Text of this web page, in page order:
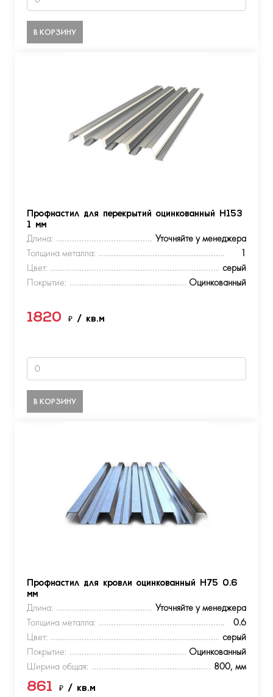
В КОРЗИНУ
Профнастил для перекрытий оцинкованный Н153
1 мм
Длина:
Уточняйте у менеджера
Толщина металла:
1
Цвет:
серый
Покрытие:
Оцинкованный
1820 ₽ / кв.м
В КОРЗИНУ
Профнастил для кровли оцинкованный Н75 0.6
мм
Длина:
Уточняйте у менеджера
Толщина металла:
0.6
Цвет:
серый
Покрытие:
Оцинкованный
Ширина общая:
800, мм
861 ₽ / кв.м